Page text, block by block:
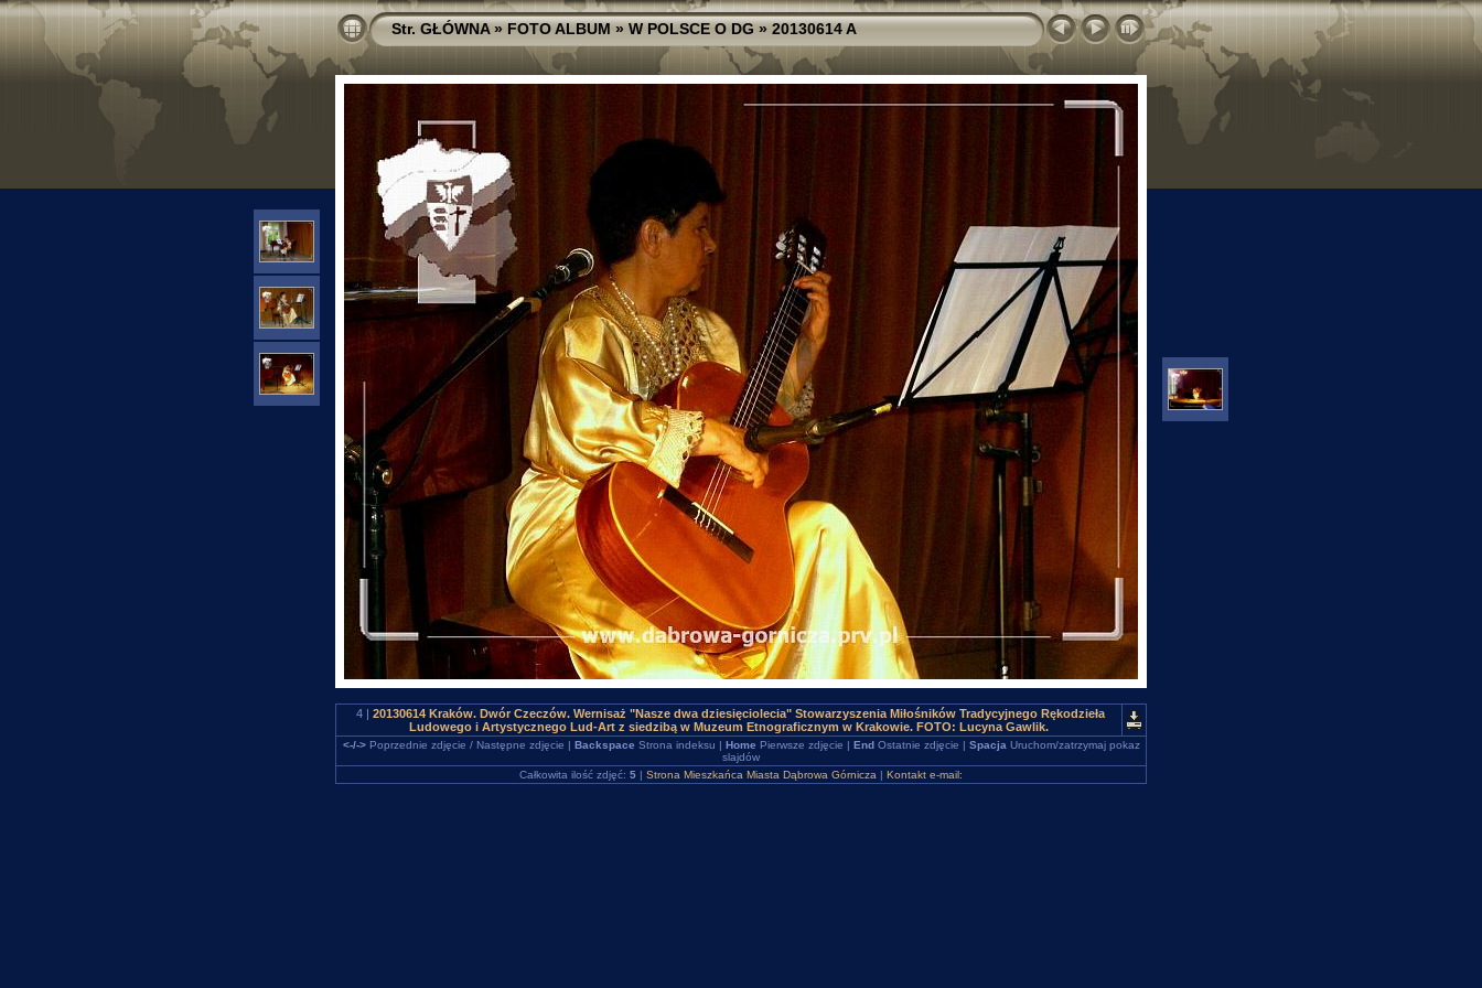
Str. GŁÓWNA»FOTO ALBUM»W POLSCE O DG»20130614 A
4 | 20130614 Kraków. Dwór Czeczów. Wernisaż "Nasze dwa dziesięciolecia" Stowarzyszenia Miłośników Tradycyjnego Rękodzieła
Ludowego i Artystycznego Lud-Art z siedzibą w Muzeum Etnograficznym w Krakowie. FOTO: Lucyna Gawlik.
<-/->Poprzednie zdjęcie / Następne zdjęcie | Backspace Strona indeksu | Home Pierwsze zdjęcie | EndOstatnie zdjęcie | Spacja Uruchom/zatrzymaj pokaz
slajdów
Całkowita ilość zdjęć: 5 | Strona Mieszkańca Miasta Dąbrowa Górnicza | Kontakt e-mail: